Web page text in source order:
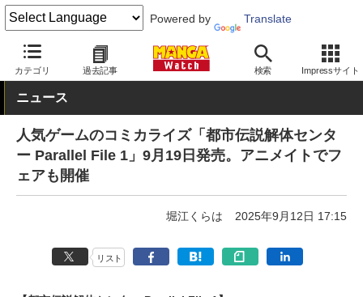
Powered by Translate
カテゴリ 過去記事 検索 Impressサイト
MANGA Watch 青年
ニュース
人気ゲームのコミカライズ「都市伝説解体センタ
ー Parallel File 1」9月19日発売。アニメイトでフ
ェアも開催
堀江くらは 2025年9月12日 17:15
リスト